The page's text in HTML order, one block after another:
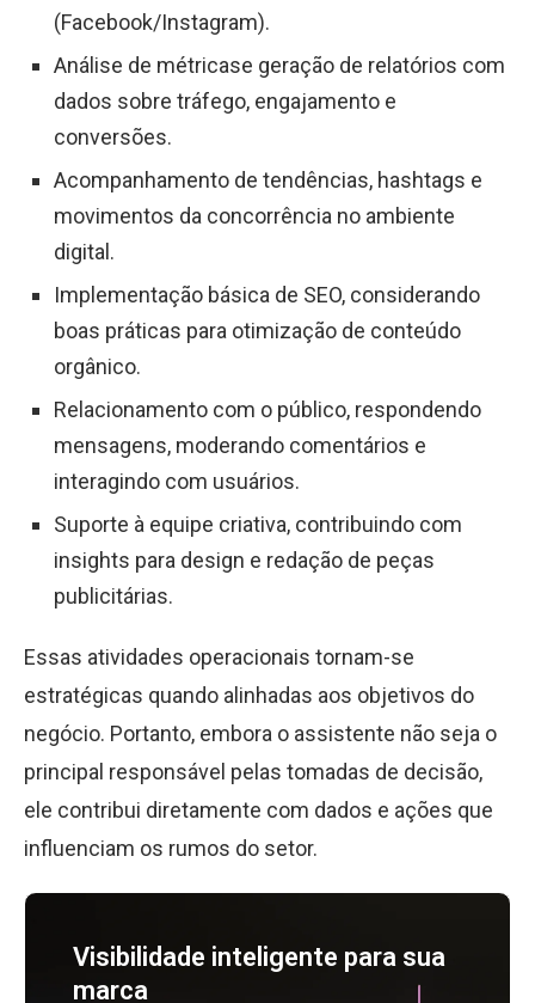
(Facebook/Instagram).
Análise de métricase geração de relatórios com
dados sobre tráfego, engajamento e
conversões.
Acompanhamento de tendências, hashtags e
movimentos da concorrência no ambiente
digital.
Implementação básica de SEO, considerando
boas práticas para otimização de conteúdo
orgânico.
Relacionamento com o público, respondendo
mensagens, moderando comentários e
interagindo com usuários.
Suporte à equipe criativa, contribuindo com
insights para design e redação de peças
publicitárias.
Essas atividades operacionais tornam-se
estratégicas quando alinhadas aos objetivos do
negócio. Portanto, embora o assistente não seja o
principal responsável pelas tomadas de decisão,
ele contribui diretamente com dados e ações que
influenciam os rumos do setor.
Visibilidade inteligente para sua
marca